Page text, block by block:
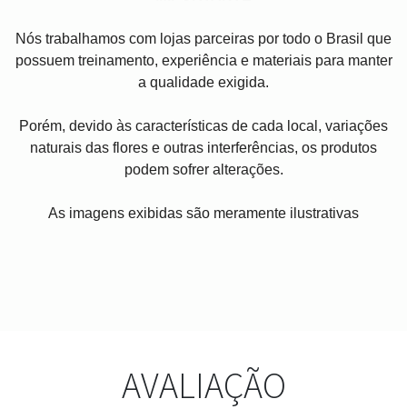
Nós trabalhamos com lojas parceiras por todo o Brasil que
possuem treinamento, experiência e materiais para manter
a qualidade exigida.
Porém, devido às características de cada local, variações
naturais das flores e outras interferências, os produtos
podem sofrer alterações.
As imagens exibidas são meramente ilustrativas
AVALIAÇÃO